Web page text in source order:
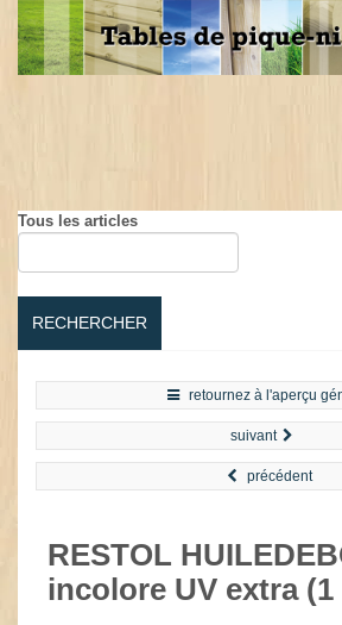
Tous les articles
RECHERCHER
retournez à l'aperçu
suivant
précédent
RESTOL
incolore UV extra